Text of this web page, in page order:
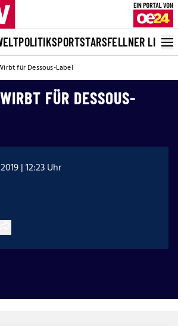
POLITIKSPORTSTARSFELLNER LIVE
für Dessous-Label
FÜR DESSOUS-
| 12:23 Uhr